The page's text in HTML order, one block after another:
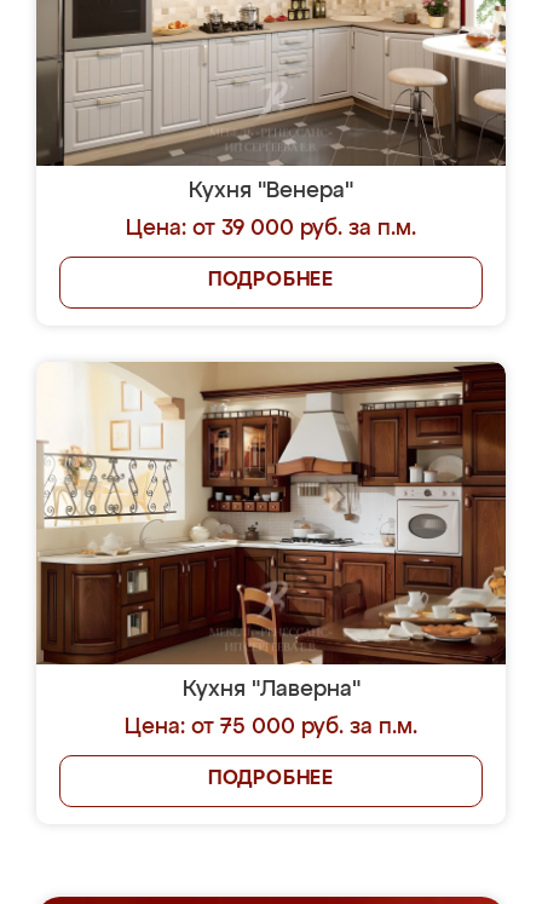
Кухня "Венера"
Цена: от 39 000 руб. за п.м.
ПОДРОБНЕЕ
Кухня "Лаверна"
Цена: от 75 000 руб. за п.м.
ПОДРОБНЕЕ